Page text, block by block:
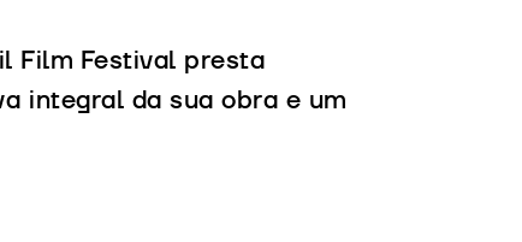
Film Festival presta
integral da sua obra e um